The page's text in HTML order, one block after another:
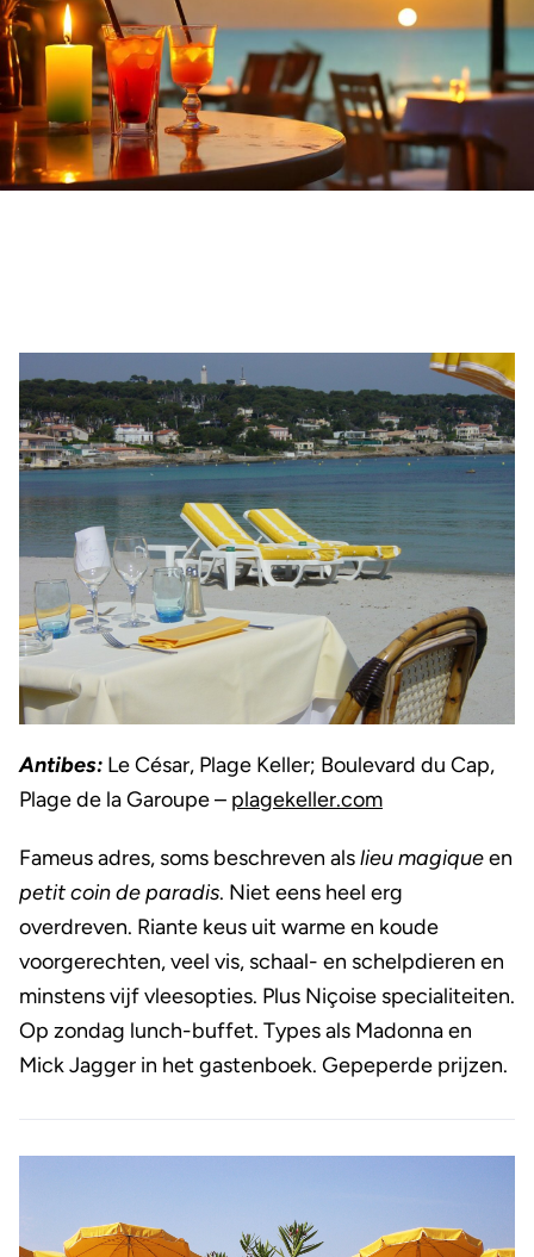
Antibes: Le César, Plage Keller; Boulevard du Cap,
Plage de la Garoupe – plagekeller.com
Fameus adres, soms beschreven alslieu magiqueen
petit coin de paradis. Niet eens heel erg
overdreven. Riante keus uit warme en koude
voorgerechten, veel vis, schaal- en schelpdieren en
minstens vijf vleesopties. Plus Niçoise specialiteiten.
Op zondag lunch-buffet. Types als Madonna en
Mick Jagger in het gastenboek. Gepeperde prijzen.